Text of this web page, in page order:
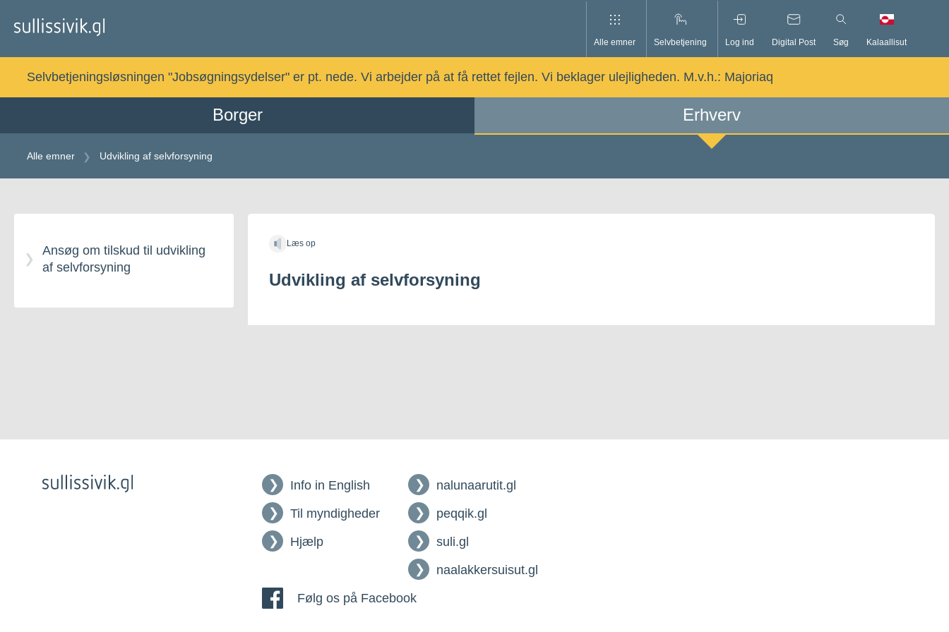
Alle emner Selvbetjening Log ind Digital Post Søg Kalaallisut
Selvbetjeningsløsningen "Jobsøgningsydelser" er pt. nede. Vi arbejder på at få rettet fejlen. Vi beklager ulejligheden. M.v.h.: Majoriaq
Borger Erhverv
Alle emner Udvikling af selvforsyning
indholdetAnsøg om tilskud til udvikling
af selvforsyning
Læs op
Udvikling af selvforsyning
Info in English
Til myndigheder
Hjælp
nalunaarutit.gl
peqqik.gl
suli.gl
naalakkersuisut.gl
Følg os på Facebook